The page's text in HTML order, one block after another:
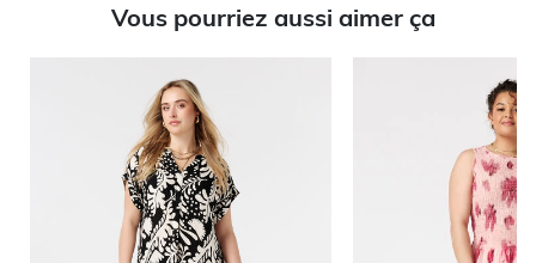
Vous pourriez aussi aimer ça